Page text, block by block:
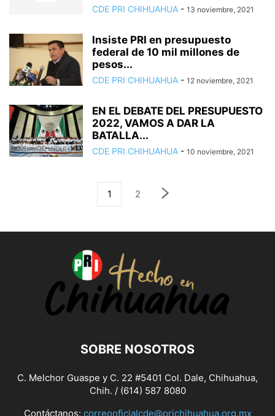
CDE PRI CHIHUAHUA - 13 noviembre, 2021
Insiste PRI en presupuesto
federal de 10 mil millones de
pesos...
CDE PRI CHIHUAHUA - 12 noviembre, 2021
EN EL DEBATE DEL PRESUPUESTO
2022, VAMOS A DAR LA
BATALLA...
CDE PRI CHIHUAHUA - 10 noviembre, 2021
1 2
SOBRE NOSOTROS
C. Melchor Guaspe y C. 22 #5401 Col. Dale, Chihuahua,
Chih. / (614) 587 8080
Contáctanos: correooficialcde@prichihuahua.org.mx